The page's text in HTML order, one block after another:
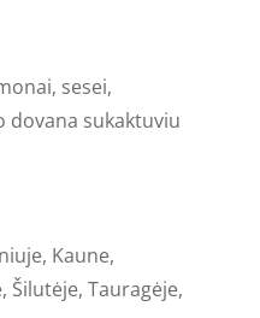
sesei,
dovana sukaktuviu
Kaune,
Šilutėje, Tauragėje,